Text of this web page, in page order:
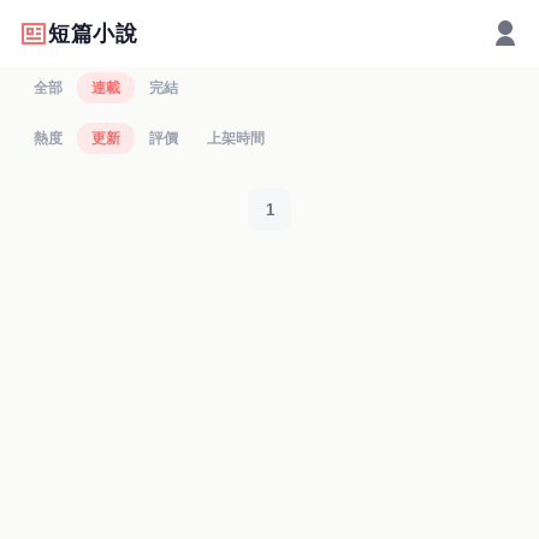
短篇小說
全部 連載 完結
熱度 更新 評價 上架時間
1